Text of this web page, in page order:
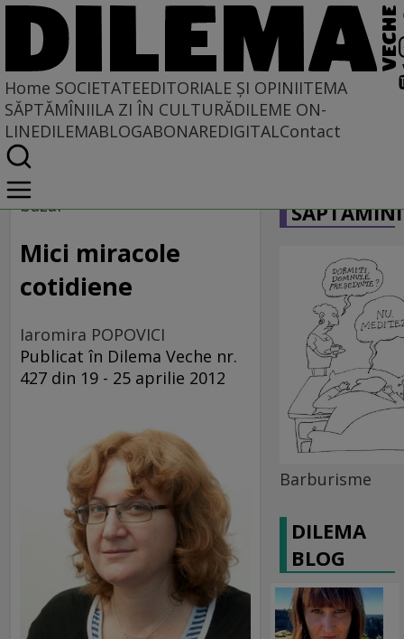
Home SOCIETATEEDITORIALE ȘI OPINIITEMA
SĂPTĂMÎNIILA ZI ÎN CULTURĂDILEME ON-
LINEDILEMABLOGABONAREDIGITALContact
Home
Societate
bazar
Mici miracole
cotidiene
Iaromira POPOVICI
Publicat în Dilema Veche nr.
427 din 19 - 25 aprilie 2012
Barburisme
DILEMA
BLOG